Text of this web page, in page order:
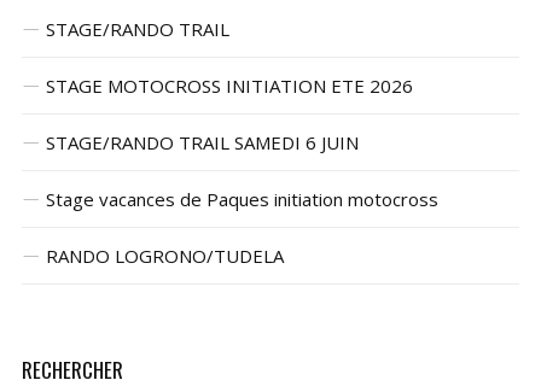
STAGE/RANDO TRAIL
STAGE MOTOCROSS INITIATION ETE 2026
STAGE/RANDO TRAIL SAMEDI 6 JUIN
Stage vacances de Paques initiation motocross
RANDO LOGRONO/TUDELA
RECHERCHER